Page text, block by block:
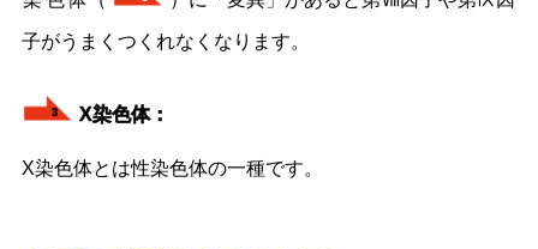
子がうまくつくれなくなります。
3 X染色体：
X染色体とは性染色体の一種です。